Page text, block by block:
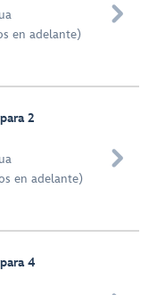
en adelante)

2
en adelante)

4